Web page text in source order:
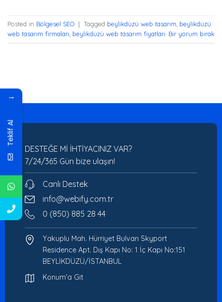
Posted in Bölgesel SEO | Tagged beylikdüzü web tasarım beylikdüzü
web tasarım firmaları beylikdüzü web tasarım fiyatları Bir yorum bırak
DESTEĞE Mİ İHTİYACINIZ VAR?
7/24/365 Gün bize ulaşın!
Canlı Destek
info@webify.com.tr
0 (850) 885 28 44
Yakuplu Mah. Hürriyet Bulvarı Skyport
Residence Apt. Dış Kapı No: 1 İç Kapı No:151
BEYLİKDÜZÜ/İSTANBUL
Konum'a Git
→
Teklif Al